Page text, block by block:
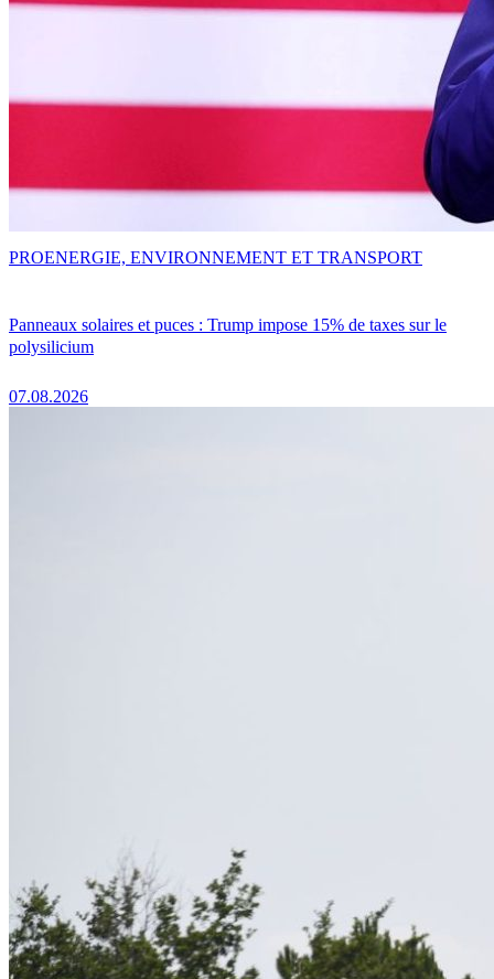
Panneaux solaires et puces : Trump impose 15% de taxes sur le
polysilicium
07.08.2026
PROENERGIE, ENVIRONNEMENT ET TRANSPORT